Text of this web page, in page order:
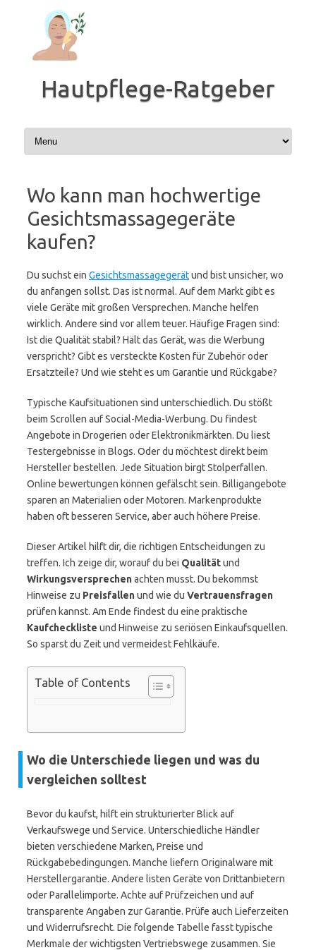
springen
Hautpflege-Ratgeber
Wo kann man hochwertige
Gesichtsmassagegeräte
kaufen?
Du suchst ein Gesichtsmassagegerätund bist unsicher, wo
du anfangen sollst. Das ist normal. Auf dem Markt gibt es
viele Geräte mit großen Versprechen. Manche helfen
wirklich. Andere sind vor allem teuer. Häufige Fragen sind:
Ist die Qualität stabil? Hält das Gerät, was die Werbung
verspricht? Gibt es versteckte Kosten für Zubehör oder
Ersatzteile? Und wie steht es um Garantie und Rückgabe?
Typische Kaufsituationen sind unterschiedlich. Du stößt
beim Scrollen auf Social-Media-Werbung. Du findest
Angebote in Drogerien oder Elektronikmärkten. Du liest
Testergebnisse in Blogs. Oder du möchtest direkt beim
Hersteller bestellen. Jede Situation birgt Stolperfallen.
Online bewertungen können gefälscht sein. Billigangebote
sparen an Materialien oder Motoren. Markenprodukte
haben oft besseren Service, aber auch höhere Preise.
Dieser Artikel hilft dir, die richtigen Entscheidungen zu
treffen. Ich zeige dir, worauf du bei Qualitätund
Wirkungsversprechenachten musst. Du bekommst
Hinweise zu Preisfallenund wie du Vertrauensfragen
prüfen kannst. Am Ende findest du eine praktische
Kaufcheckliste und Hinweise zu seriösen Einkaufsquellen.
So sparst du Zeit und vermeidest Fehlkäufe.
Table of Contents
Wo die Unterschiede liegen und was du
vergleichen solltest
Bevor du kaufst, hilft ein strukturierter Blick auf
Verkaufswege und Service. Unterschiedliche Händler
bieten verschiedene Marken, Preise und
Rückgabebedingungen. Manche liefern Originalware mit
Herstellergarantie. Andere listen Geräte von Drittanbietern
oder Parallelimporte. Achte auf Prüfzeichen und auf
transparente Angaben zur Garantie. Prüfe auch Lieferzeiten
und Widerrufsrecht. Die folgende Tabelle fasst typische
Merkmale der wichtigsten Vertriebswege zusammen. Sie